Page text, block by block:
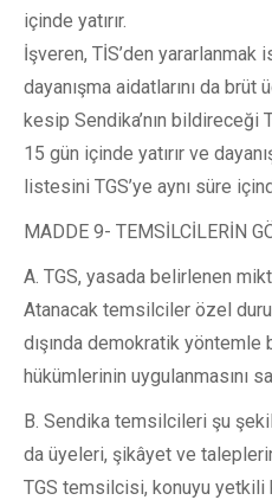
içinde yatırır.
İşveren, TİS’den
dayanışma aidatlarını da brüt
kesip Sendika’nın bildireceği
15 gün içinde yatırır ve
listesini TGS’ye aynı süre
MADDE 9- TEMSİLCİLERİN
A. TGS, yasada belirlenen
Atanacak temsilciler özel
dışında demokratik yöntemle
hükümlerinin uygulanmasını
B. Sendika temsilcileri şu
da üyeleri, şikâyet ve
TGS temsilcisi, konuyu